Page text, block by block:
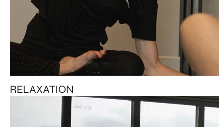
RELAXATION